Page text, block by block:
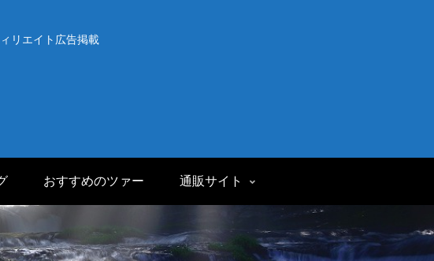
リエイト広告掲載
おすすめのツァー 通販サイト